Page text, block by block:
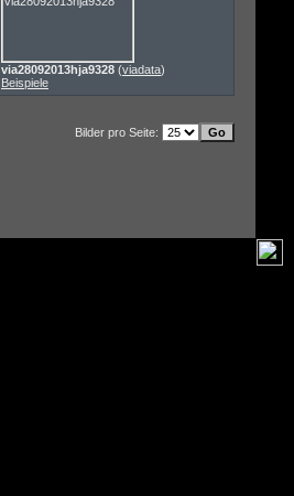
via28092013hja9328 (viadata)
Beispiele
Bilder pro Seite: